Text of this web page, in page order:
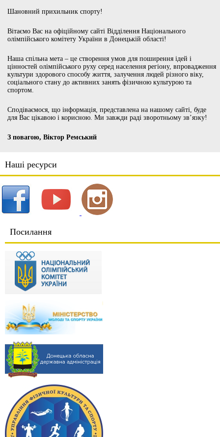
Шановний прихильник спорту!
Вітаємо Вас на офіційному сайті Відділення Національного
олімпійського комітету України в Донецькій області!
Наша спільна мета – це створення умов для поширення ідей і
цінностей олімпійського руху серед населення регіону, впровадження
культури здорового способу життя, залучення людей різного віку,
соціального стану до активних занять фізичною культурою та
спортом.
Сподіваємося, що інформація, представлена на нашому сайті, буде
для Вас цікавою і корисною. Ми завжди раді зворотньому зв’язку!
З повагою, Віктор Ремський
Наші ресурси
Посилання